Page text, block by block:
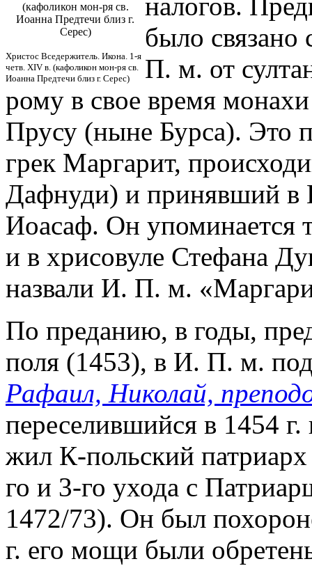
(кафоликон мон-ря св.
Иоанна Предтечи близ г.
Серес)
Христос Вседержитель. Икона. 1-я
четв. XIV в. (кафоликон мон-ря св.
Иоанна Предтечи близ г. Серес)
налогов.
было
П. м. от
рому в свое время
Прусу (ныне Бурса). Это
грек Маргарит,
Дафнуди) и принявший в
Иоасаф. Он упоминается
и в хрисовуле Стефана
назвали И. П. м.
По преданию, в годы,
поля (1453), в И. П. м.
Рафаил, Николай,
переселившийся в 1454
жил К-польский
го и 3-го ухода с
1472/73). Он был
г. его мощи были